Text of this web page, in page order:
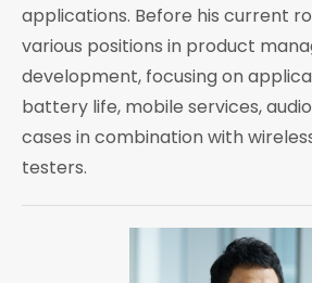
applications. Before his current
various positions in product
development, focusing on
battery life, mobile services,
cases in combination with
testers.